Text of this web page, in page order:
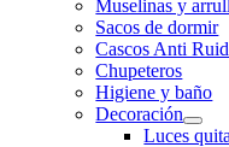
Muselinas y
Sacos de dormir
Cascos Anti
Chupeteros
Higiene y baño
Decoración
Luces